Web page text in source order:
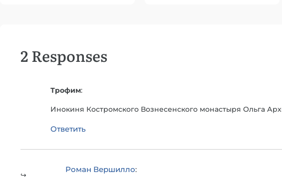
2 Responses
Трофим:
Инокиня Костромского Вознесенского монастыря Ольга
Ответить
Роман Вершилло: